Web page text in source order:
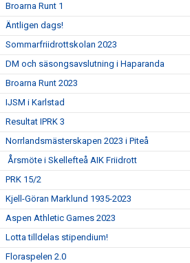
Broarna Runt 1
Äntligen dags!
Sommarfriidrottskolan 2023
DM och säsongsavslutning i Haparanda
Broarna Runt 2023
IJSM i Karlstad
Resultat IPRK 3
Norrlandsmästerskapen 2023 i Piteå
Årsmöte i Skellefteå AIK Friidrott
PRK 15/2
Kjell-Göran Marklund 1935-2023
Aspen Athletic Games 2023
Lotta tilldelas stipendium!
Floraspelen 2.0